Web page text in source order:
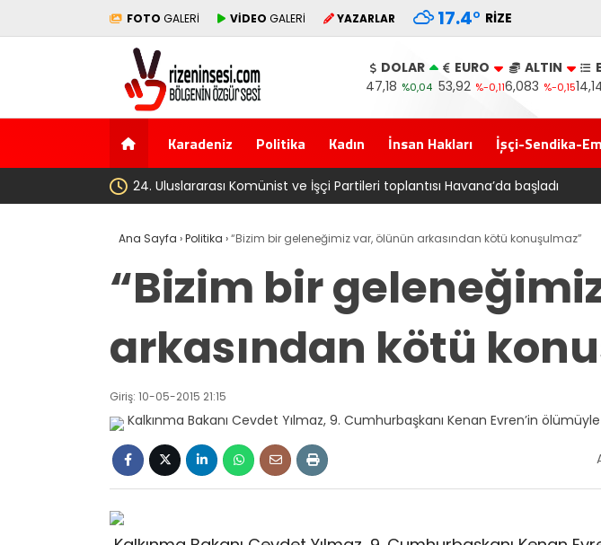
FOTO GALERİ VİDEO GALERİ YAZARLAR 17.4° RIZE
DOLAR
47,18 %0,04
EURO
53,92 %-0,11
ALTIN
6,083 %-0,15
Karadeniz Politika Kadın İnsan Hakları İşçi-Sendika-
Komünist ve İşçi Partileri toplantısı Havana’da başladı
Ana Sayfa ›Politika ›“Bizim bir geleneğimiz var, ölünün arkasından kötü konuşulmaz”
“Bizim bir
arkasından kötü
Giriş: 10-05-2015 21:15